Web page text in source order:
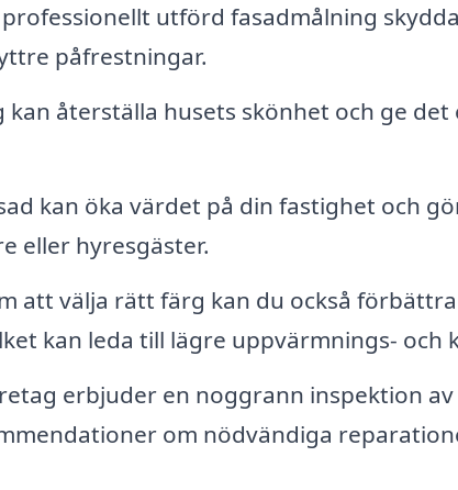
professionellt utförd fasadmålning
påfrestningar.
kan återställa husets skönhet och ge
kan öka värdet på din fastighet och
eller hyresgäster.
att välja rätt färg kan du också
kan leda till lägre uppvärmnings- och
erbjuder en noggrann inspektion
om nödvändiga